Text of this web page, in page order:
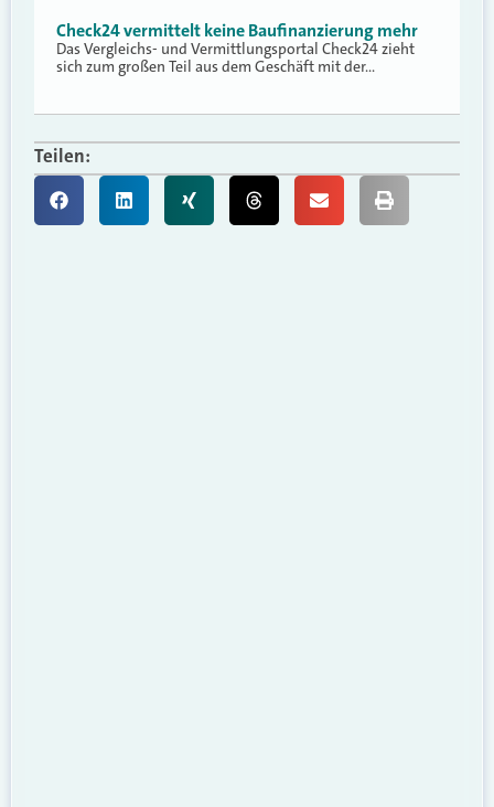
Check24 vermittelt keine Baufinanzierung mehr
Das Vergleichs- und Vermittlungsportal Check24 zieht
sich zum großen Teil aus dem Geschäft mit der…
Teilen: